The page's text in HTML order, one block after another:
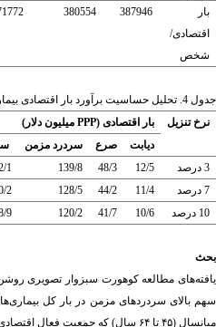
بار
اقتصادی/
شخص
387946
380554
جدول 4.
تحلیل حساسیت برآورد بار اقتصادی
نرخ تنزیل
بار اقتصادی (PPP میلیون دلار)
دیابت صرع سردرد مزمن
3 درصد
12/5
48/3
139/8
1
7 درصد
11/4
44/2
128/5
2
10 درصد
10/6
41/7
120/2
9
بحث
یافته‌های مطالعه کوهورت سبزوار تصویری
سهم بالای سردردهای مزمن در بار کل
میانسال (۴۵ تا ۶۴ سال) که جمعیت فعال اقتصادی را تشکیل می‌دهد